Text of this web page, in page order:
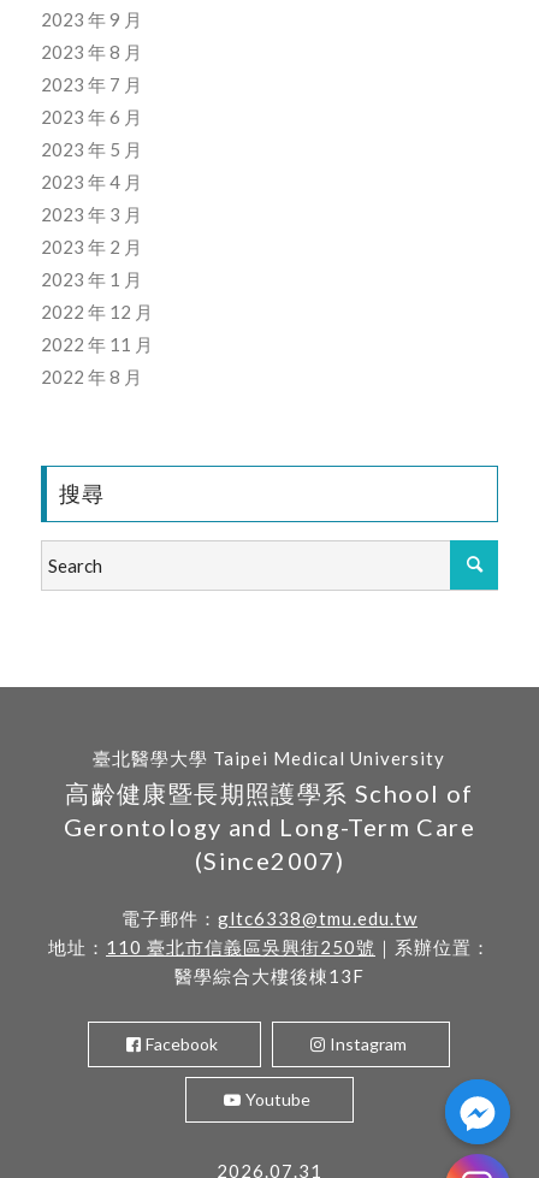
2023 年 9 月
2023 年 8 月
2023 年 7 月
2023 年 6 月
2023 年 5 月
2023 年 4 月
2023 年 3 月
2023 年 2 月
2023 年 1 月
2022 年 12 月
2022 年 11 月
2022 年 8 月
搜尋
臺北醫學大學 Taipei Medical University
高齡健康暨長期照護學系 School of
Gerontology and Long-Term Care
(Since2007)
電子郵件： gltc6338@tmu.edu.tw
地址： 110 臺北市信義區吳興街250號 ｜系辦位置：
醫學綜合大樓後棟13F
Facebook Instagram
Youtube
2026.07.31